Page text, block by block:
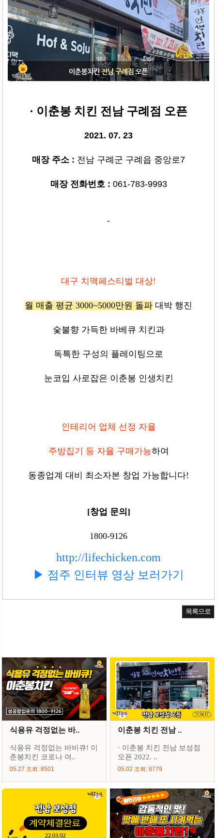
· 이춘봉 치킨 전남 구례 점 오픈
2021. 07. 23
매장 주소 : 전남 구례군 구례읍 중앙로7
매장 전화번호 : 061-783-9993
-
대구 치맥페스티벌 대상!
월 매출 평균 3000~5000만원 돌파 대박 행진
숯불향 가득한 바베큐 치킨과
독특한 구성의 플레이팅으로
눈코입 사로잡은 이춘봉 인생치킨
인테리어 업체 선정 자율
주방집기 등 자율 구매가능하여
동종업계 대비 최소자본 창업 가능합니다!
[창업 문의]
1800-9126
http://lifechicken.com
▶ 점주 인터뷰 영상 보러가기
목록으로
식용유 걱정없는 바..
식용유 걱정없는 바비큐! 이
춘봉치킨 코로나 여..
05.27 조회: 8501
이춘봉 치킨 전남 ..
· 이춘봉 치킨 전남 보성점
오픈 2022. ..
05.02 조회: 8779